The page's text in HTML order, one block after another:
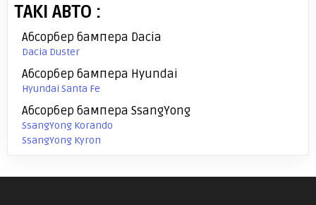
ТАКІ АВТО :
Абсорбер бампера Dacia
Dacia Duster
Абсорбер бампера Hyundai
Hyundai Santa Fe
Абсорбер бампера SsangYong
SsangYong Korando
SsangYong Kyron